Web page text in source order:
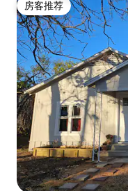
房客推荐
房客推荐